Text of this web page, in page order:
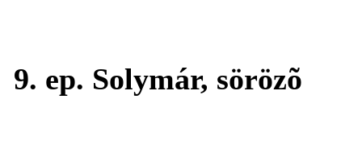
9. ep. Solymár, sörözõ